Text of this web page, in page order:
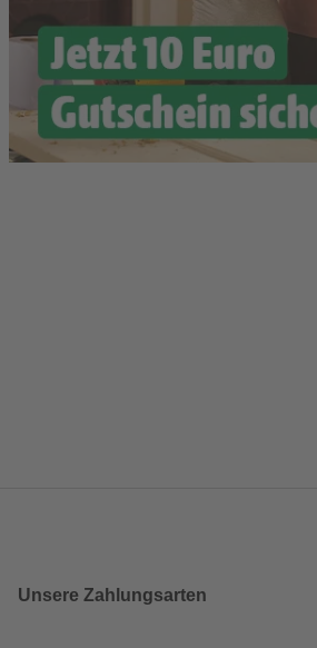
Unsere Zahlungsarten